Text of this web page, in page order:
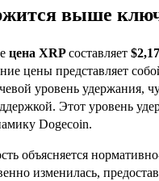
выше
цена XRPсоставляет
цены представляет
уровень удержания,
Этот уровень
Dogecoin.
объясняется
изменилась,